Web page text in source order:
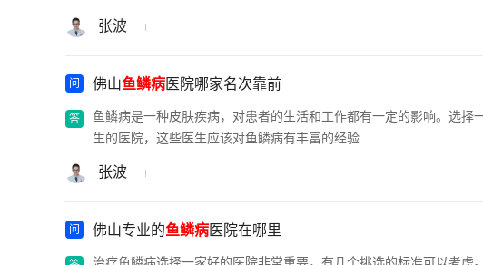
张波
佛山鱼鳞病医院哪家名次靠前
鱼鳞病是一种皮肤疾病，对患者的生活和工作都有一定的影响。选
生的医院，这些医生应该对鱼鳞病有丰富的经验...
张波
佛山专业的鱼鳞病医院在哪里
治疗鱼鳞病选择一家好的医院非常重要，有几个挑选的标准可以考